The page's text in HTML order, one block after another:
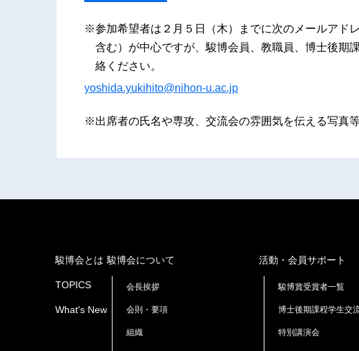
※参加希望者は２月５日（木）までに次のメールアド
含む）が中心ですが、駿博会員、教職員、博士後期
絡ください。
yoshida.yukihito@nihon-u.ac.jp
※出席者の氏名や専攻、交流会の雰囲気を伝える写真
駿博会とは
TOPICS
What's New
駿博会について
会長挨拶
会則・要項
組織
活動・会員サポート
駿博賞受賞者一覧
博士後期課程学生交
特別講演会